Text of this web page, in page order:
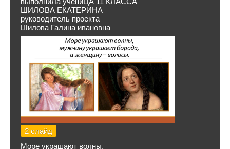
ШИЛОВА ЕКАТЕРИНА
руководитель проекта
Шилова Галина ивановна
2 слайд
Море украшают волны,